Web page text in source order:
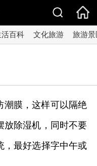
活百科 文化旅游 旅游景
潮膜，这样可以隔绝
放除湿机，同时不要
，最好选择字中午或